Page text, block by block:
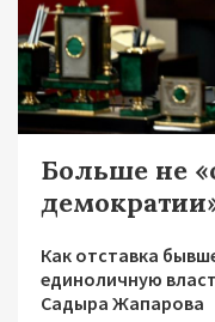
Больше не
Как отставка
единоличную
Садыра Жапарова